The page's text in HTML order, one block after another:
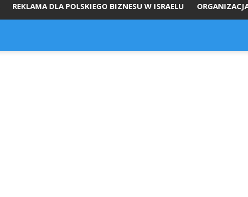
REKLAMA DLA POLSKIEGO BIZNESU W ISRAELU